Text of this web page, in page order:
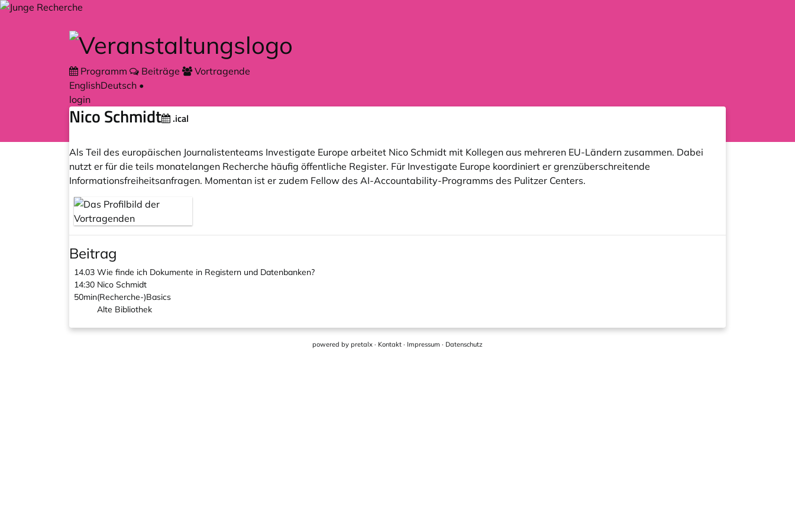
Zum Hauptteil springen
Programm Beiträge
Vortragende
EnglishDeutsch •
login
Nico Schmidt .ical
Als Teil des europäischen Journalistenteams Investigate Europe arbeitet Nico Schmidt mit Kollegen aus mehreren EU-Ländern zusammen. Dabei
nutzt er für die teils monatelangen Recherche häufig öffentliche Register. Für Investigate Europe koordiniert er grenzüberschreitende
Informationsfreiheitsanfragen. Momentan ist er zudem Fellow des AI-Accountability-Programms des Pulitzer Centers.
Beitrag
14.03
14:30
50min
Wie finde ich Dokumente in Registern und Datenbanken?
Nico Schmidt
(Recherche-)Basics
Alte Bibliothek
powered by pretalx · Kontakt · Impressum · Datenschutz